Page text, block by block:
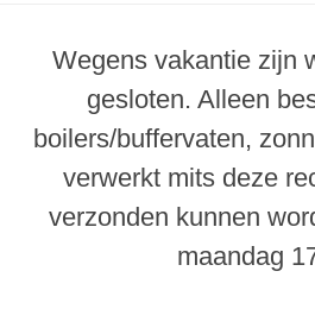
en toebehoren
boilers
boilers
Wegens vakantie zijn
gesloten. Alleen
boilers/buffervaten,
verwerkt mits deze
verzonden kunnen
maandag